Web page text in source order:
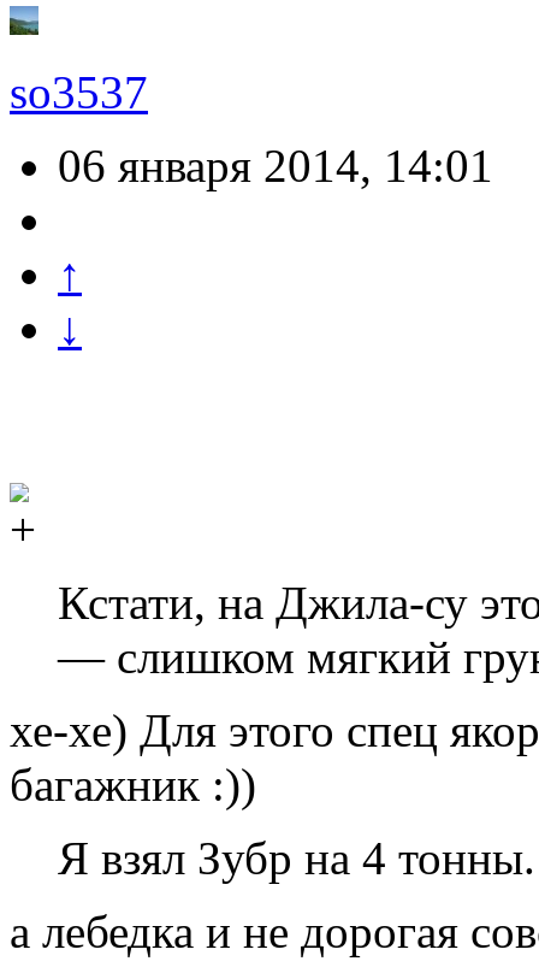
so3537
06 января 2014, 14:01
↑
↓
Кстати, на Джила-су
— слишком мягкий
хе-хе) Для этого спец
багажник :))
Я взял Зубр на 4 тонны.
а лебедка и не дорогая